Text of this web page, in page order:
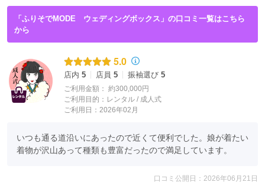
「ふりそでMODE ウェディングボックス」の口コミ一覧はこちら
から
5.0
店内 5 店員 5 振袖選び 5
ご利用金額： 約300,000円
ご利用目的： レンタル / 成人式
ご利用日：2026年02月
いつも通る道沿いにあったので近くて便利でした。娘が着たい
着物が沢山あって種類も豊富だったので満足しています。
口コミ公開日：2026年06月21日